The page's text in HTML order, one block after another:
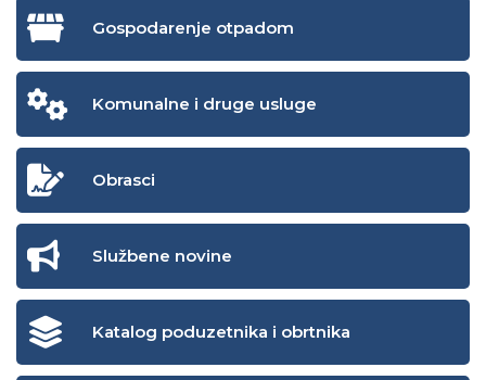
Gospodarenje otpadom
Komunalne i druge usluge
Obrasci
Službene novine
Katalog poduzetnika i obrtnika